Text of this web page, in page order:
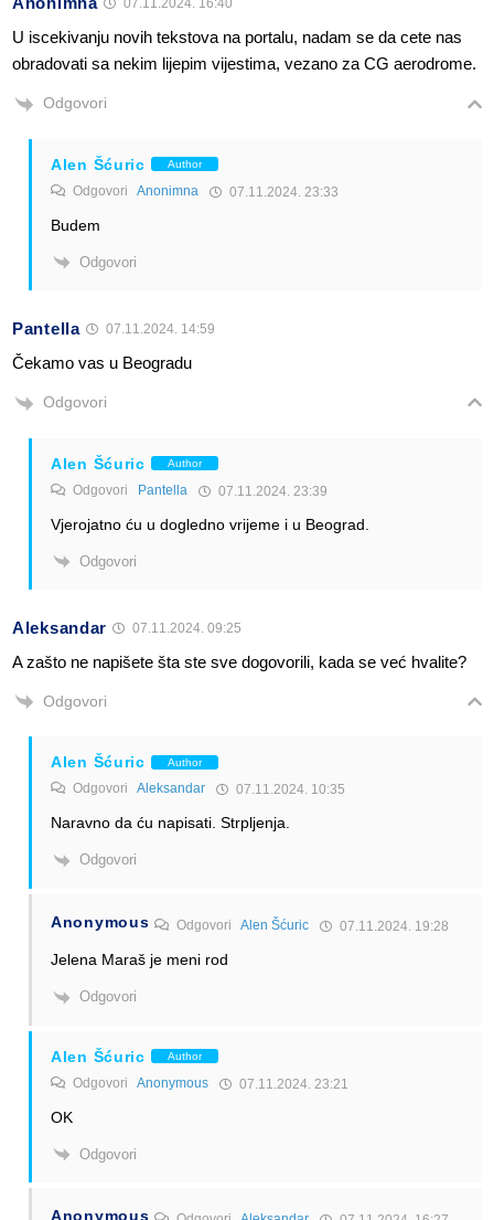
07.11.2024. 16:40
U iscekivanju novih tekstova na portalu, nadam se da cete nas
obradovati sa nekim lijepim vijestima, vezano za CG aerodrome.
Odgovori
Alen Šćuric Author
Odgovori Anonimna 07.11.2024. 23:33
Budem
Odgovori
Pantella 07.11.2024. 14:59
Čekamo vas u Beogradu
Odgovori
Alen Šćuric Author
Odgovori Pantella 07.11.2024. 23:39
Vjerojatno ću u dogledno vrijeme i u Beograd.
Odgovori
Aleksandar 07.11.2024. 09:25
A zašto ne napišete šta ste sve dogovorili, kada se već hvalite?
Odgovori
Alen Šćuric Author
Odgovori Aleksandar 07.11.2024. 10:35
Naravno da ću napisati. Strpljenja.
Odgovori
Anonymous OdgovoriAlen Šćuric 07.11.2024. 19:28
Jelena Maraš je meni rod
Odgovori
Alen Šćuric Author
Odgovori Anonymous 07.11.2024. 23:21
OK
Odgovori
Anonymous